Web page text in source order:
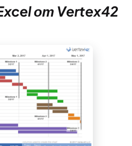
от Vertex42